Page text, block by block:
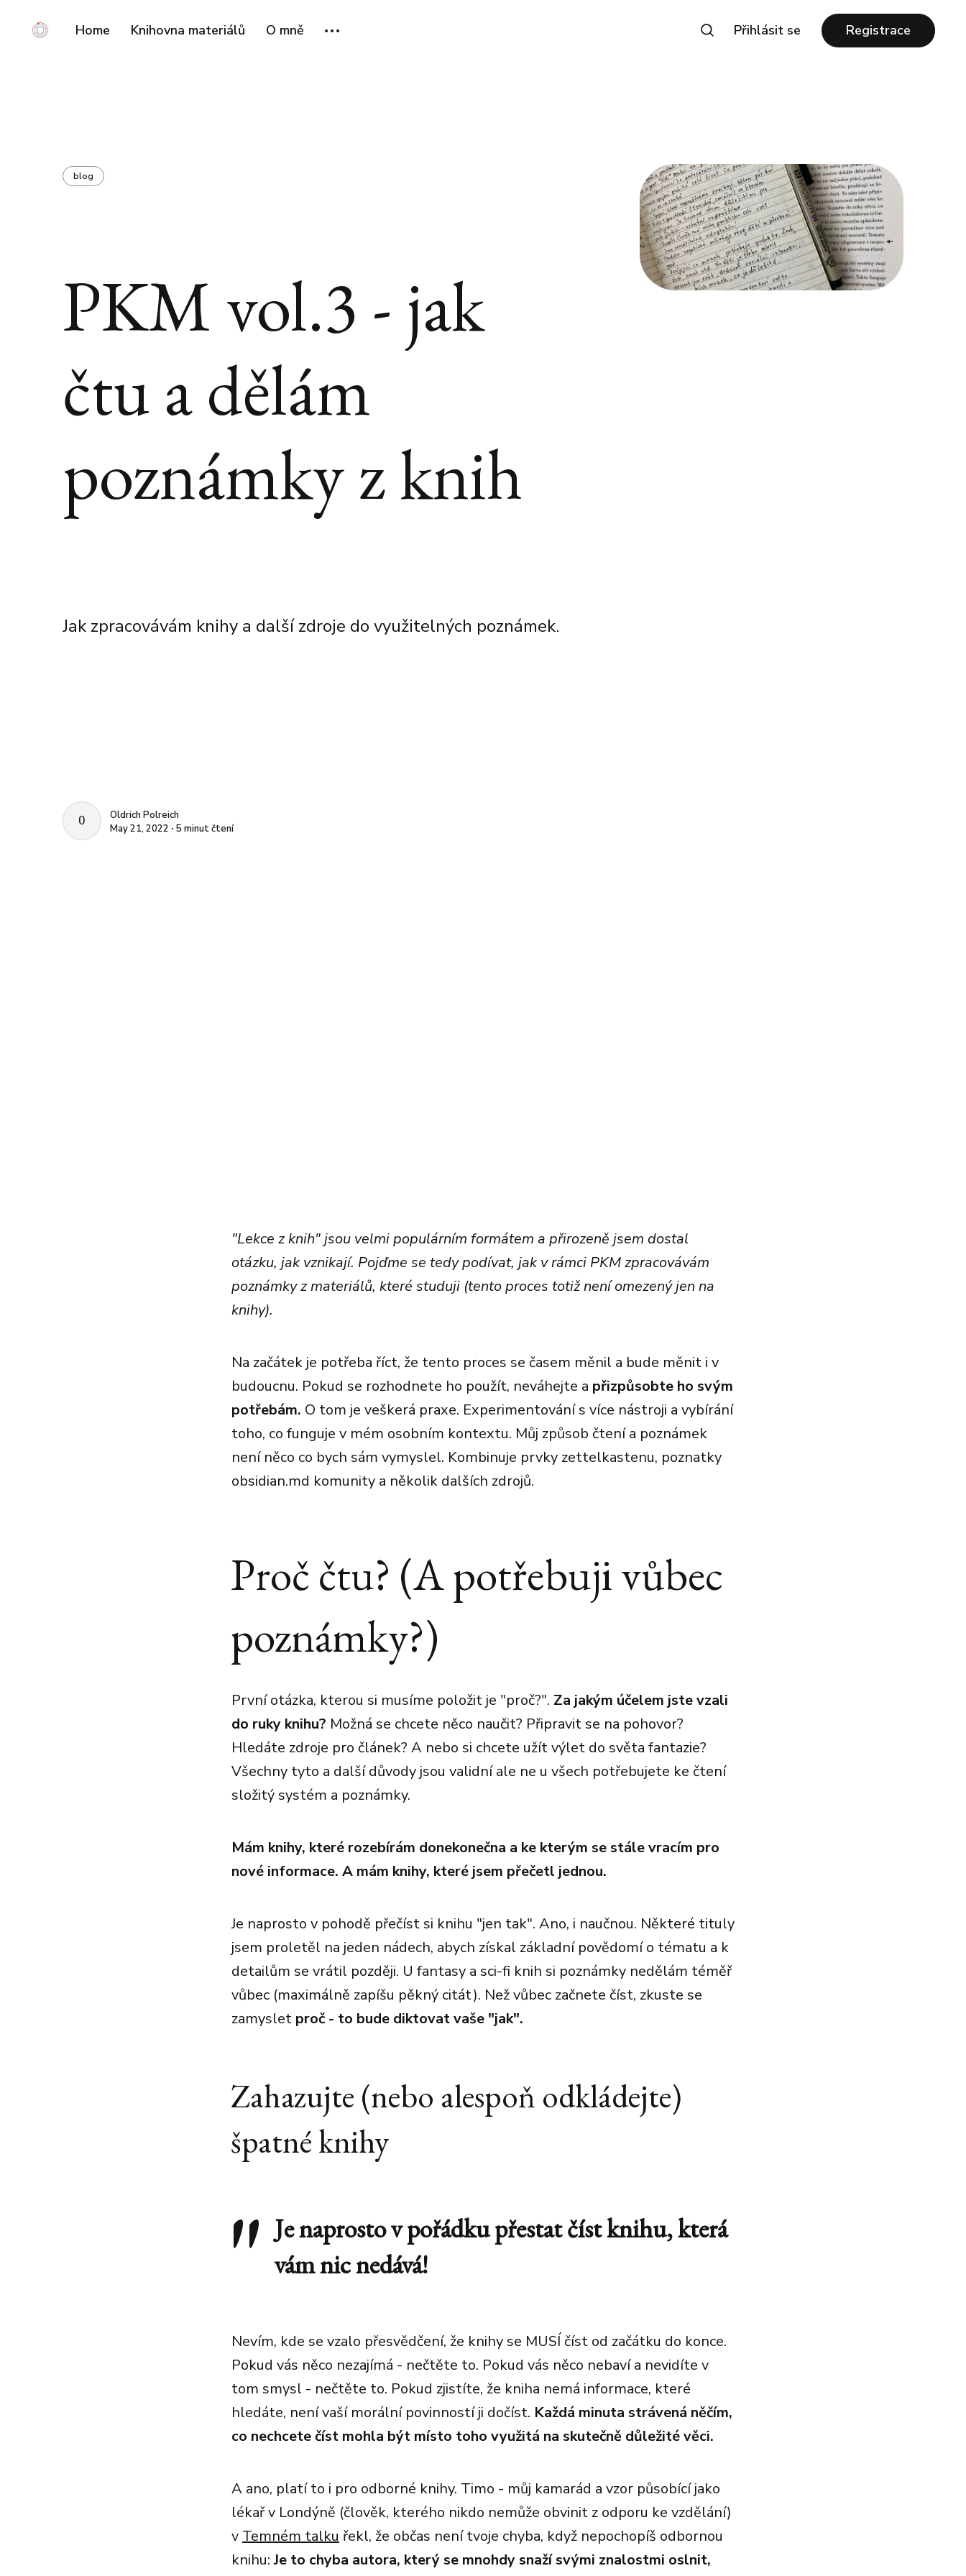
Home Knihovna materiálů O mně Přihlásit se Registrace
blog
PKM vol.3 - jak
čtu a dělám
poznámky z knih
Jak zpracovávám knihy a další zdroje do využitelných poznámek.
OLDRICH POLREICH
Oldrich Polreich
May 21, 2022 ∙ 5 minut čtení
"Lekce z knih" jsou velmi populárním formátem a přirozeně jsem dostal
otázku, jak vznikají. Pojďme se tedy podívat, jak v rámci PKM zpracovávám
poznámky z materiálů, které studuji (tento proces totiž není omezený jen na
knihy).
Na začátek je potřeba říct, že tento proces se časem měnil a bude měnit i v
budoucnu. Pokud se rozhodnete ho použít, neváhejte a přizpůsobte ho svým
potřebám. O tom je veškerá praxe. Experimentování s více nástroji a vybírání
toho, co funguje v mém osobním kontextu. Můj způsob čtení a poznámek
není něco co bych sám vymyslel. Kombinuje prvky zettelkastenu, poznatky
obsidian.md komunity a několik dalších zdrojů.
Proč čtu? (A potřebuji vůbec
poznámky?)
První otázka, kterou si musíme položit je "proč?". Za jakým účelem jste vzali
do ruky knihu? Možná se chcete něco naučit? Připravit se na pohovor?
Hledáte zdroje pro článek? A nebo si chcete užít výlet do světa fantazie?
Všechny tyto a další důvody jsou validní ale ne u všech potřebujete ke čtení
složitý systém a poznámky.
Mám knihy, které rozebírám donekonečna a ke kterým se stále vracím pro
nové informace. A mám knihy, které jsem přečetl jednou.
Je naprosto v pohodě přečíst si knihu "jen tak". Ano, i naučnou. Některé tituly
jsem proletěl na jeden nádech, abych získal základní povědomí o tématu a k
detailům se vrátil později. U fantasy a sci-fi knih si poznámky nedělám téměř
vůbec (maximálně zapíšu pěkný citát). Než vůbec začnete číst, zkuste se
zamyslet proč - to bude diktovat vaše "jak".
Zahazujte (nebo alespoň odkládejte)
špatné knihy
Je naprosto v pořádku přestat číst knihu, která
vám nic nedává!
Nevím, kde se vzalo přesvědčení, že knihy se MUSÍ číst od začátku do konce.
Pokud vás něco nezajímá - nečtěte to. Pokud vás něco nebaví a nevidíte v
tom smysl - nečtěte to. Pokud zjistíte, že kniha nemá informace, které
hledáte, není vaší morální povinností ji dočíst. Každá minuta strávená něčím,
co nechcete číst mohla být místo toho využitá na skutečně důležité věci.
A ano, platí to i pro odborné knihy. Timo - můj kamarád a vzor působící jako
lékař v Londýně (člověk, kterého nikdo nemůže obvinit z odporu ke vzdělání)
v Temném talku řekl, že občas není tvoje chyba, když nepochopíš odbornou
knihu:Je to chyba autora, který se mnohdy snaží svými znalostmi oslnit,